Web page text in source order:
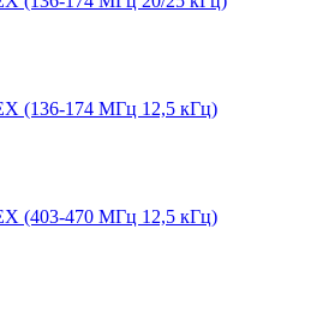
(136-174 МГц 12,5 кГц)
(403-470 МГц 12,5 кГц)